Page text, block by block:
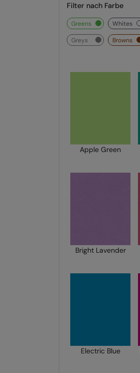
Filter nach Farbe
greens whites
greys browns
Apple Green
Bright Lavender
Electric Blue